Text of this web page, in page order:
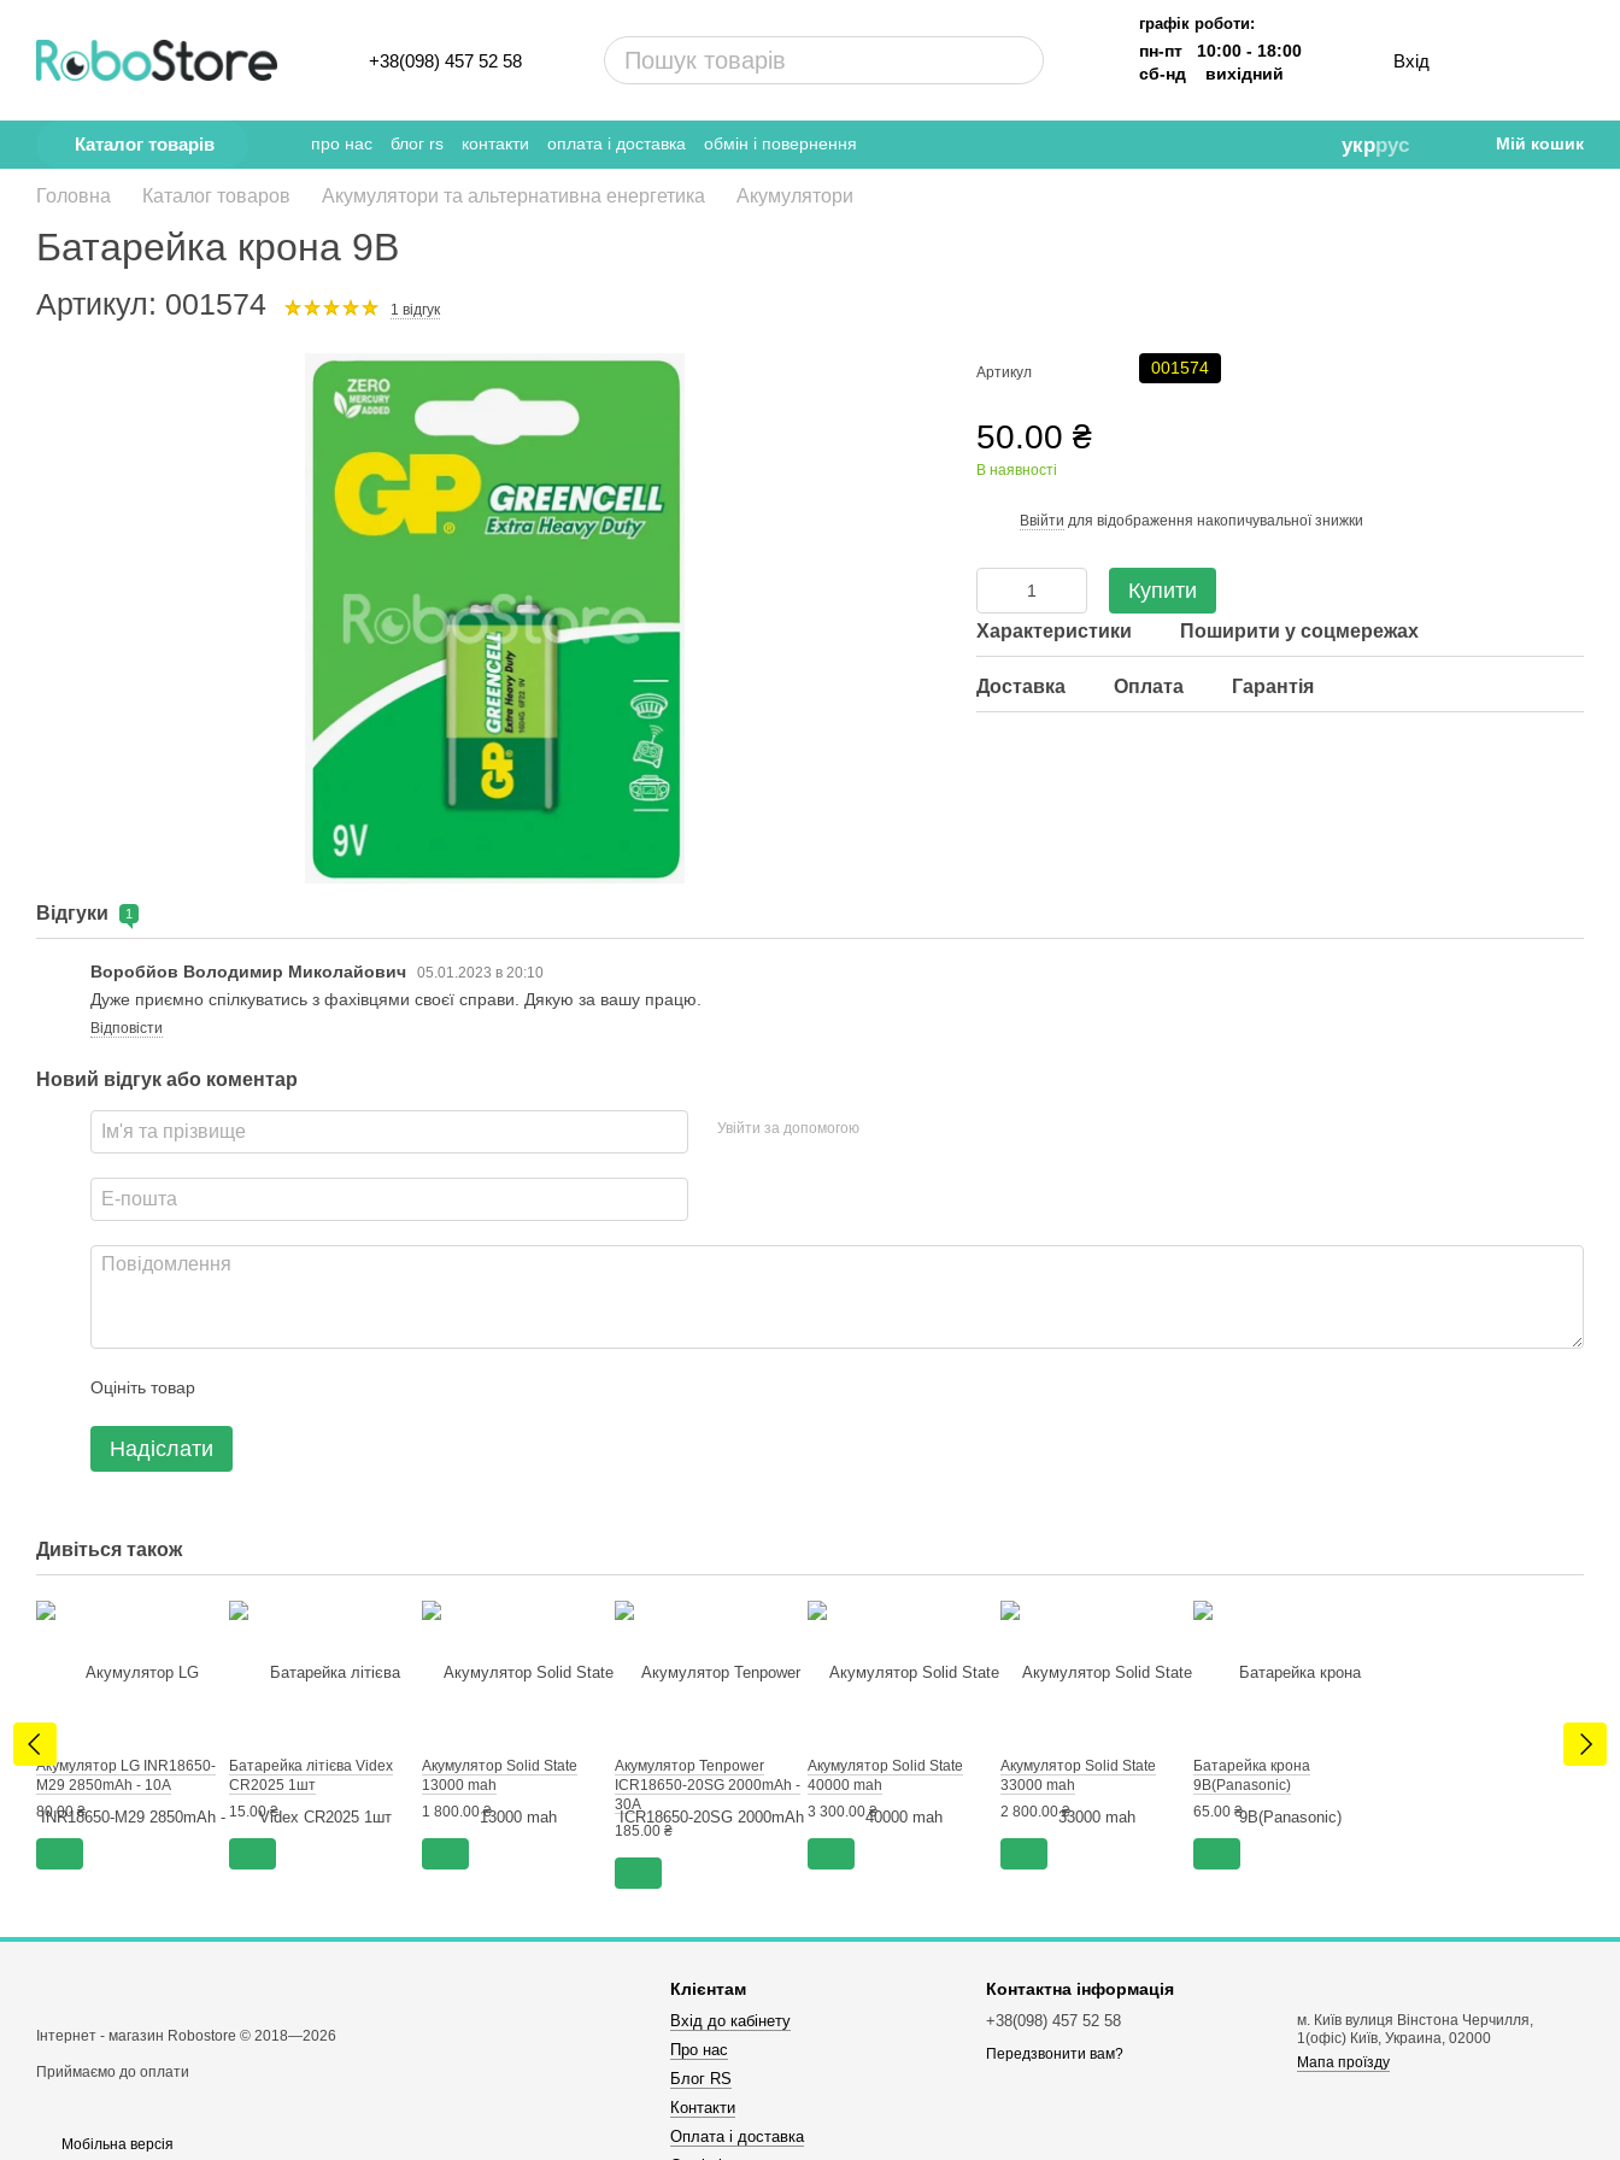
+38(098) 457 52 58
графік роботи:
пн-пт 10:00 - 18:00
сб-нд вихідний
Вхід
Каталог товарів про нас блог rs контакти оплата і доставка обмін і повернення укррус Мій кошик
Головна Каталог товаров Акумулятори та альтернативна енергетика Акумулятори
Батарейка крона 9В
Артикул: 001574 1 відгук
Артикул 001574
50.00 ₴
В наявності
Ввійти для відображення накопичувальної знижки
Купити
Характеристики Поширити у соцмережах
Доставка Оплата Гарантія
Відгуки 1
Воробйов Володимир Миколайович 05.01.2023 в 20:10
Дуже приємно спілкуватись з фахівцями своєї справи. Дякую за вашу працю.
Відповісти
Новий відгук або коментар
Увійти за допомогою
Оцініть товар
Надіслати
Дивіться також
Акумулятор LG INR18650-
M29 2850mAh - 10A
80.00 ₴
Батарейка літієва Videx
CR2025 1шт
15.00 ₴
Акумулятор Solid State
13000 mah
1 800.00 ₴
Акумулятор Tenpower
ICR18650-20SG 2000mAh -
30A
185.00 ₴
Акумулятор Solid State
40000 mah
3 300.00 ₴
Акумулятор Solid State
33000 mah
2 800.00 ₴
Батарейка крона
9В(Panasonic)
65.00 ₴
Інтернет - магазин Robostore © 2018—2026
Приймаємо до оплати
Мобільна версія
Клієнтам
Вхід до кабінету
Про нас
Блог RS
Контакти
Оплата і доставка
Контактна інформація
+38(098) 457 52 58
Передзвонити вам?
м. Київ вулиця Вінстона Черчилля,
1(офіс) Київ, Украина, 02000
Мапа проїзду